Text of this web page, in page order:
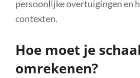
persoonlijke overtuigingen en
contexten.
Hoe moet je schaal
omrekenen?